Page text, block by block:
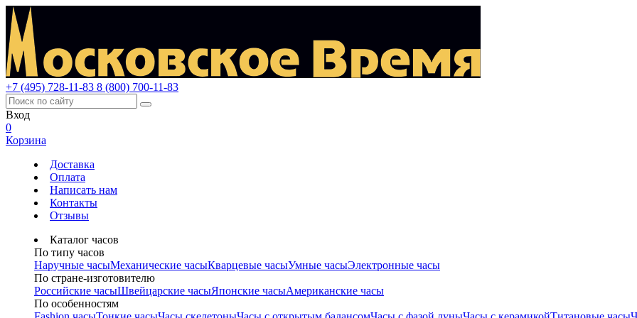
+7 (495) 728-11-83 8 (800) 700-11-83
Вход
0
Корзина
Доставка
Оплата
Написать нам
Контакты
Отзывы
Каталог часов
По типу часов
Наручные часыМеханические часыКварцевые часыУмные часыЭлектронные часы
По стране-изготовителю
Российские часыШвейцарские часыЯпонские часыАмериканские часы
По особенностям